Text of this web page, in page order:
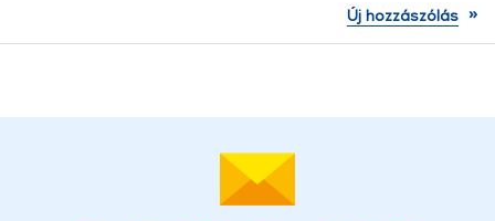
Új hozzászólás »